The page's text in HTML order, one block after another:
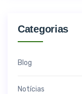
Categorias
Blog
Notícias